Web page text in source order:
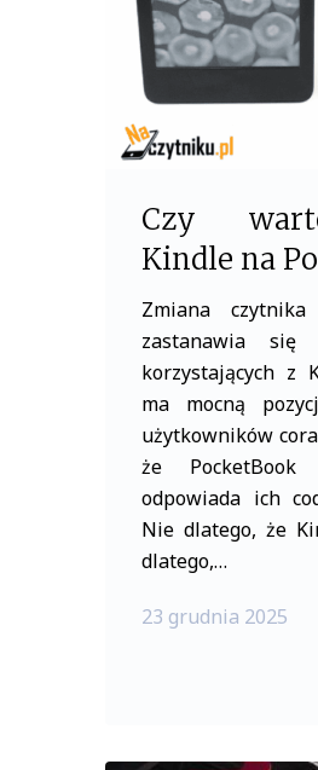
Czy
Kindle na
Zmiana
zastanawia się
korzystających z
ma mocną
użytkowników
że
odpowiada ich
Nie dlatego, że
dlatego,…
23 grudnia 2025